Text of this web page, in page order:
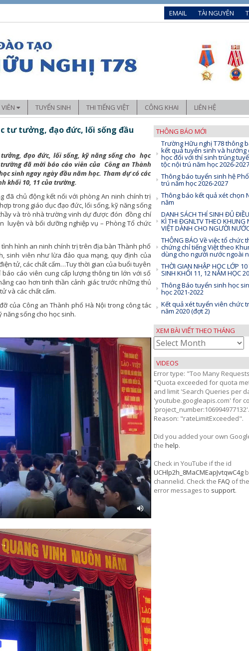
EMAIL TÀI NGUYÊN
kinh nghiệm
CNTT trong dạy học
TUYỂN SINH THI TIẾNG VIỆT CÔNG KHAI LIÊN HỆ
tư tưởng, đạo đức, lối sống đầu
đạo đức, lối sống, kỹ năng sống cho học
đã mời báo cáo viên của Công an Thành
sinh ngay ngày đầu năm học. Tham dự có các
khối 10, 11 của trường.
đã chủ động kết nối với phòng An ninh chính trị
trong giáo dục đạo đức, lối sống, kỹ năng sống
và trò nhà trường vinh dự được đón đồng chí
luyện và bối dưỡng nghiệp vụ – Phòng Tổ chức
hình an ninh chính trị trên địa bàn Thành phố
sinh viên như lừa đảo qua mạng, quy định của
tử, các chất cấm…Tuy thời gian của buổi tuyên
cáo viên cung cấp lượng thông tin lớn với số
cao hơn tinh thần cảnh giác trước những thủ
và các chất cấm.
của Công an Thành phố Hà Nội trong công tác
sống cho học sinh.
THÔNG BÁO MỚI
Trường Hữu nghị T78 thông
kết quả tuyển sinh và hướng
học đối với thí sinh trúng
tộc nội trú năm học 2026-2027
Thông báo tuyển sinh hệ
trú năm học 2026-2027
Thông báo kết quả xét chọn
năm
DANH SÁCH THÍ SINH ĐỦ
KÌ THI ĐGNLTV THEO KHUNG
VIỆT DÀNH CHO NGƯỜI
THÔNG BÁO Về việc tổ chức
chứng chỉ tiếng Việt theo
dùng cho người nước ngoài
THỜI GIAN NHẬP HỌC LỚP
SINH KHỐI 11, 12 NĂM HỌC
Thông Báo tuyển sinh học
học 2021-2022
Kết quả xét tuyển viên chức
năm 2020 (đợt 2)
XEM BÀI VIẾT THEO THÁNG
Xem
bài
viết
theo
tháng
VIDEOS
Error type: "Too Many
"Quota exceeded for quota
and limit 'Search Queries per
'youtube.googleapis.com' for
Reason: "rateLimitExceeded".
Did you added your own
the help.
Check in YouTube if the id
UCHlp2h_8MaCMEapJvtqwC4g
channelid. Check the FAQ of
error messages to support.